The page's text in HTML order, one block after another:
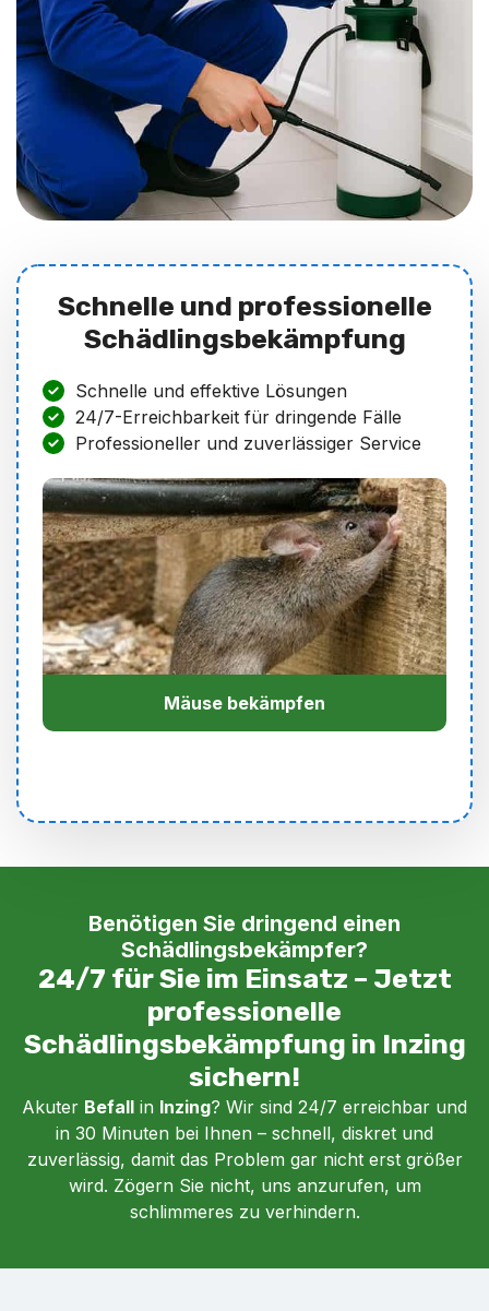
Schnelle und professionelle
Schädlingsbekämpfung
Schnelle und effektive Lösungen
24/7-Erreichbarkeit für dringende Fälle
Professioneller und zuverlässiger Service
Mäuse bekämpfen
Benötigen Sie dringend einen
Schädlingsbekämpfer?
24/7 für Sie im Einsatz – Jetzt
professionelle
Schädlingsbekämpfung in Inzing
sichern!
Akuter Befall in Inzing? Wir sind 24/7 erreichbar und
in 30 Minuten bei Ihnen – schnell, diskret und
zuverlässig, damit das Problem gar nicht erst größer
wird. Zögern Sie nicht, uns anzurufen, um
schlimmeres zu verhindern.